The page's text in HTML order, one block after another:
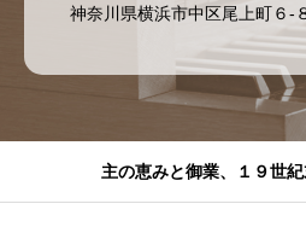
神奈川県横浜市中区尾上町６-
主の恵みと御業、１９世